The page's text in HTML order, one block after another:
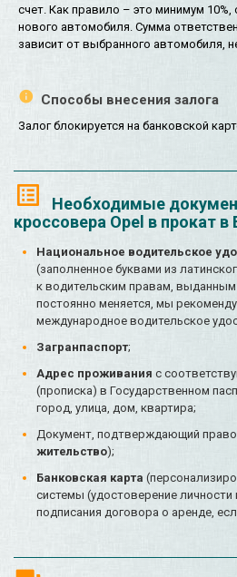
счет. Как правило – это минимум
нового автомобиля. Сумма
зависит от выбранного автомобиля,
Способы внесения залога
Залог блокируется на банковской
Необходимые
кроссовера Opel в прокат в
Национальное водительское
(заполненное буквами из
к водительским правам,
постоянно меняется, мы
международное водительское
Загранпаспорт;
Адрес проживания с
(прописка) в Государственном
город, улица, дом, квартира;
Документ, подтверждающий право
жительство);
Банковская карта
системы (удостоверение личности
подписания договора о аренде,